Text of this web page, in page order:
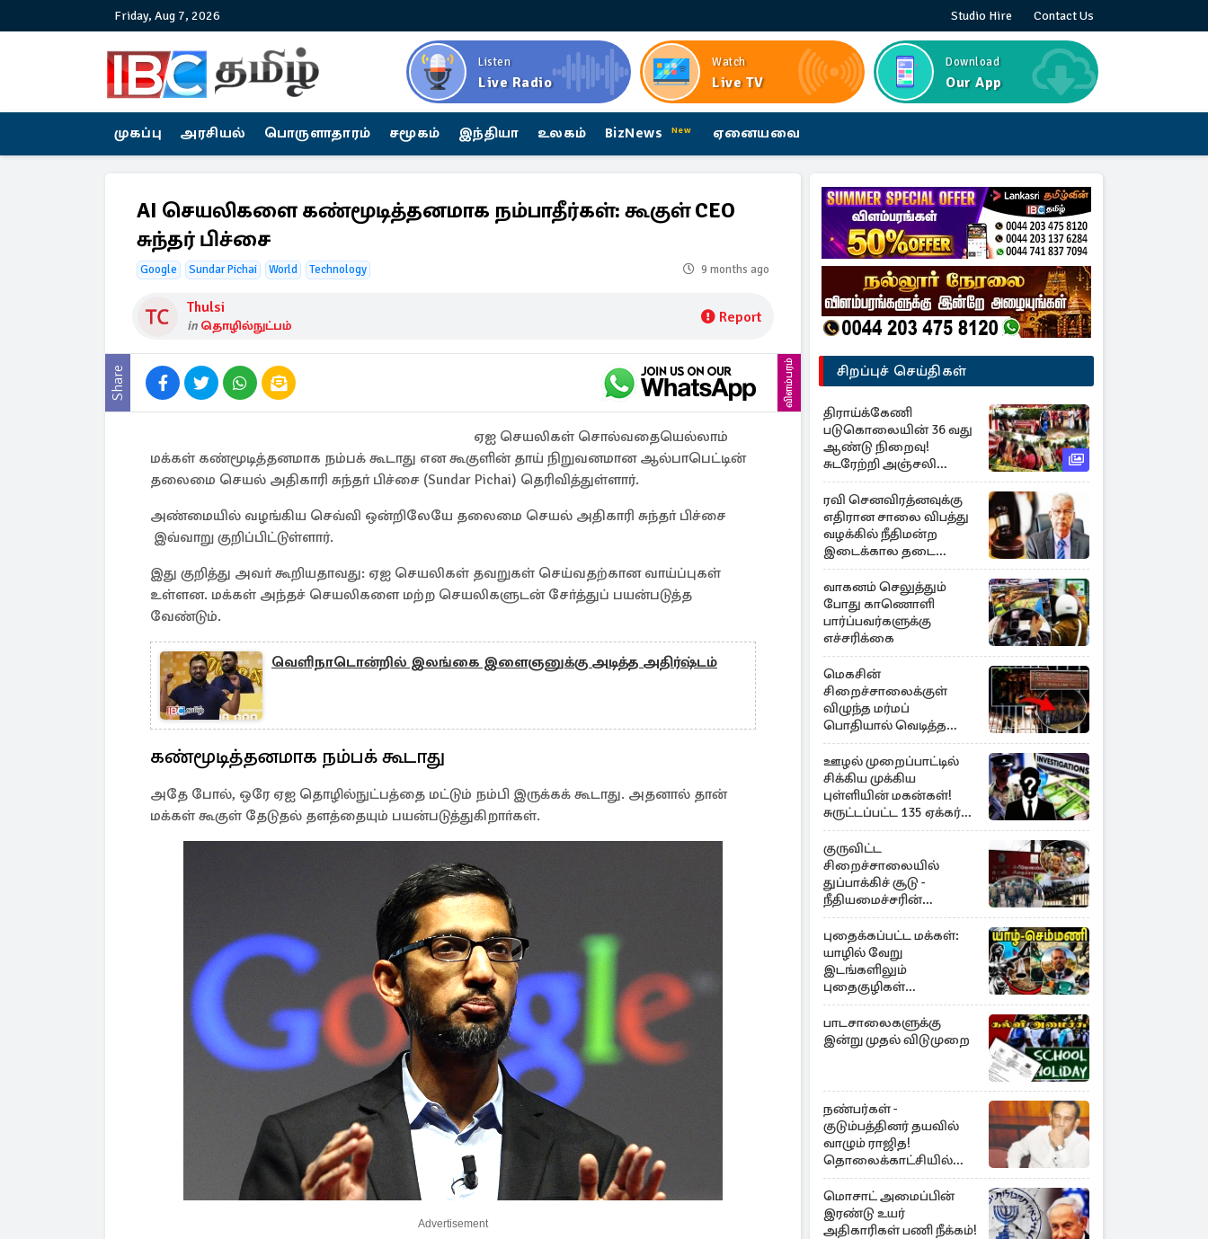
Friday, Aug 7, 2026 Studio Hire Contact Us
Listen
Live Radio
Watch
Live TV
Download
Our App
முகப்பு அரசியல் பொருளாதாரம் சமூகம் இந்தியா உலகம் BizNews New ஏனையவை
AI செயலிகளை கண்மூடித்தனமாக நம்பாதீர்கள்: கூகுள் CEO
சுந்தர் பிச்சை
Google Sundar Pichai World Technology 9 months ago
Thulsi
in தொழில்நுட்பம் Report
Share விளம்பரம்
ஏஐ செயலிகள் சொல்வதையெல்லாம்
மக்கள் கண்மூடித்தனமாக நம்பக் கூடாது என கூகுளின் தாய் நிறுவனமான ஆல்பாபெட்டின்
தலைமை செயல் அதிகாரி சுந்தா் பிச்சை (Sundar Pichai) தெரிவித்துள்ளார்.
அண்மையில் வழங்கிய செவ்வி ஒன்றிலேயே தலைமை செயல் அதிகாரி சுந்தா் பிச்சை
இவ்வாறு குறிப்பிட்டுள்ளார்.
இது குறித்து அவா் கூறியதாவது: ஏஐ செயலிகள் தவறுகள் செய்வதற்கான வாய்ப்புகள்
உள்ளன. மக்கள் அந்தச் செயலிகளை மற்ற செயலிகளுடன் சோ்த்துப் பயன்படுத்த
வேண்டும்.
வெளிநாடொன்றில் இலங்கை இளைஞனுக்கு அடித்த அதிர்ஷ்டம்
கண்மூடித்தனமாக நம்பக் கூடாது
அதே போல், ஒரே ஏஐ தொழில்நுட்பத்தை மட்டும் நம்பி இருக்கக் கூடாது. அதனால் தான்
மக்கள் கூகுள் தேடுதல் தளத்தையும் பயன்படுத்துகிறாா்கள்.
Advertisement
சிறப்புச் செய்திகள்
திராய்க்கேணி
படுகொலையின் 36 வது
ஆண்டு நிறைவு!
சுடரேற்றி அஞ்சலி
செலுத்திய மக்கள்
ரவி செனவிரத்னவுக்கு
எதிரான சாலை விபத்து
வழக்கில் நீதிமன்ற
இடைக்கால தடை
உத்தரவு!
வாகனம் செலுத்தும்
போது காணொளி
பார்ப்பவர்களுக்கு
எச்சரிக்கை
மெகசின்
சிறைச்சாலைக்குள்
விழுந்த மர்மப்
பொதியால் வெடித்த
மோதல் - ஒருவர் பலி :
பலர் காயம்
ஊழல் முறைப்பாட்டில்
சிக்கிய முக்கிய
புள்ளியின் மகன்கள்!
சுருட்டப்பட்ட 135 ஏக்கர்
தேயிலைத் தோட்டம்
குருவிட்ட
சிறைச்சாலையில்
துப்பாக்கிச் சூடு -
நீதியமைச்சரின்
அறிவிப்பு
புதைக்கப்பட்ட மக்கள்:
யாழில் வேறு
இடங்களிலும்
புதைகுழிகள்
இருக்கலாம்..!
எழுமாற்றாக அகழ்வு
பாடசாலைகளுக்கு
இன்று முதல் விடுமுறை
நண்பர்கள் -
குடும்பத்தினர் தயவில்
வாழும் ராஜித!
தொலைக்காட்சியில்
குமுறல்
மொசாட் அமைப்பின்
இரண்டு உயர்
அதிகாரிகள் பணி நீக்கம்!